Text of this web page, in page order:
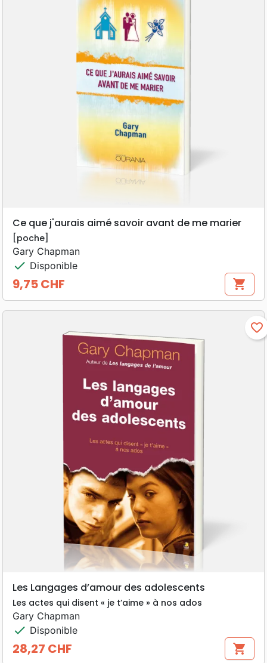
Ce que j'aurais aimé savoir avant de me marier
[poche]
Gary Chapman
check Disponible
Prix
9,75 CHF shopping_cart
favorite_border
Les Langages d’amour des adolescents
Les actes qui disent « je t’aime » à nos ados
Gary Chapman
check Disponible
Prix
28,27 CHF shopping_cart